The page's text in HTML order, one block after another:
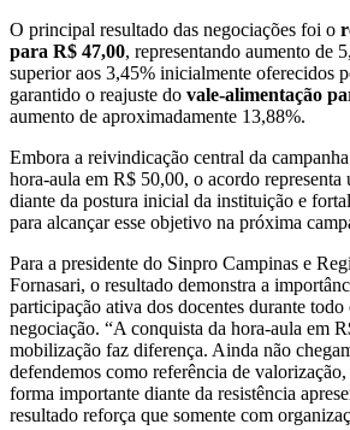
O principal resultado das negociações foi o
para R$ 47,00, representando aumento de
superior aos 3,45% inicialmente oferecidos
garantido o reajuste do vale-alimentação
aumento de aproximadamente 13,88%.
Embora a reivindicação central da
hora-aula em R$ 50,00, o acordo representa
diante da postura inicial da instituição e
para alcançar esse objetivo na próxima
Para a presidente do Sinpro Campinas e
Fornasari, o resultado demonstra a
participação ativa dos docentes durante todo
negociação. “A conquista da hora-aula em
mobilização faz diferença. Ainda não
defendemos como referência de
forma importante diante da resistência
resultado reforça que somente com